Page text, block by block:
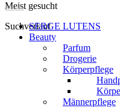
Meist gesucht
SuchverlaufSERGE LUTENS
Beauty
Parfum
Drogerie
Körperpflege
Männerpflege